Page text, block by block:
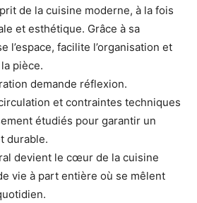
de la cuisine moderne, à la fois
et esthétique. Grâce à sa
l’espace, facilite l’organisation et
pièce.
demande réflexion.
et contraintes techniques
étudiés pour garantir un
durable.
devient le cœur de la cuisine
vie à part entière où se mêlent